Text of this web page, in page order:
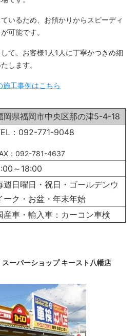
いるため、お預かりからスピーディ
可能です。
て、お客様1人1人に丁寧かつきめ細
します。
工事例はこちら
岡県福岡市中央区那の津5-4-18
：092-771-9048
：092-781-4637
～18:00
週日曜日・祝日・ゴールデンウ
ーク・お盆・年末年始
産車・輸入車：カーコン車検
スーパーショップ キースト八幡店